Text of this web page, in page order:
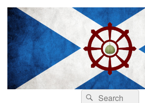
SearchSearch